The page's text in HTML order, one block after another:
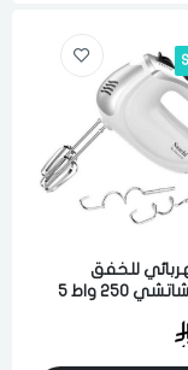
للخفق
اليدوي شاتشي 250 واط 5